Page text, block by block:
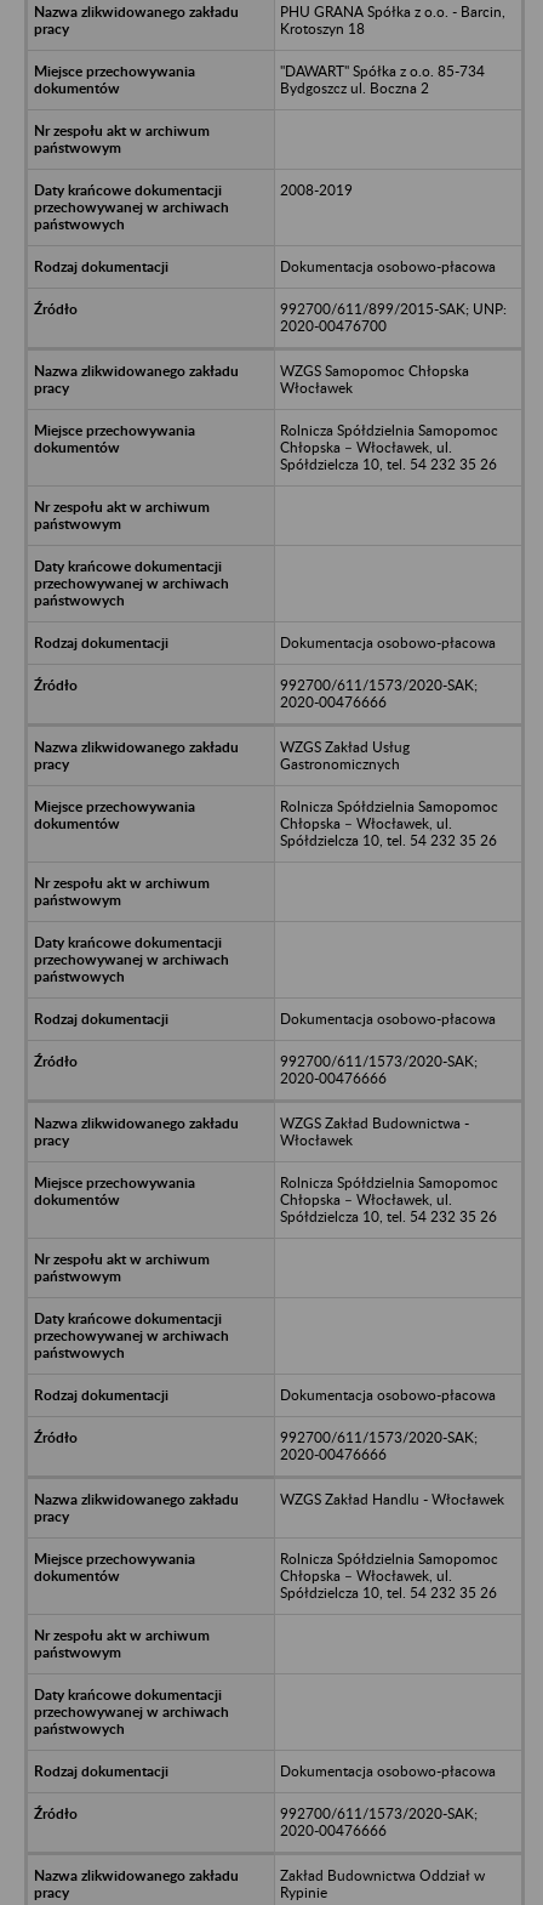
PHU GRANA Spółka z o.o. - Barcin,
Krotoszyn 18
"DAWART" Spółka z o.o. 85-734
Bydgoszcz ul. Boczna 2
2008-2019
Dokumentacja osobowo-płacowa
992700/611/899/2015-SAK; UNP:
2020-00476700
WZGS Samopomoc Chłopska
Włocławek
Rolnicza Spółdzielnia Samopomoc
Chłopska – Włocławek, ul.
Spółdzielcza 10, tel. 54 232 35 26
Dokumentacja osobowo-płacowa
992700/611/1573/2020-SAK;
2020-00476666
WZGS Zakład Usług
Gastronomicznych
Rolnicza Spółdzielnia Samopomoc
Chłopska – Włocławek, ul.
Spółdzielcza 10, tel. 54 232 35 26
Dokumentacja osobowo-płacowa
992700/611/1573/2020-SAK;
2020-00476666
WZGS Zakład Budownictwa -
Włocławek
Rolnicza Spółdzielnia Samopomoc
Chłopska – Włocławek, ul.
Spółdzielcza 10, tel. 54 232 35 26
Dokumentacja osobowo-płacowa
992700/611/1573/2020-SAK;
2020-00476666
WZGS Zakład Handlu - Włocławek
Rolnicza Spółdzielnia Samopomoc
Chłopska – Włocławek, ul.
Spółdzielcza 10, tel. 54 232 35 26
Dokumentacja osobowo-płacowa
992700/611/1573/2020-SAK;
2020-00476666
Zakład Budownictwa Oddział w
Rypinie